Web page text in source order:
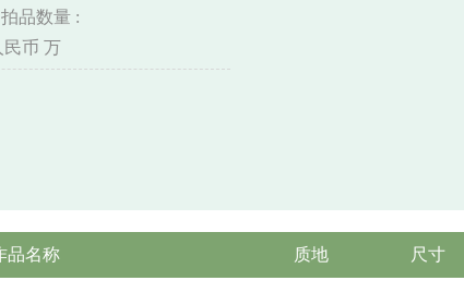
品数量 :
民币 万
品名称 质地 尺寸